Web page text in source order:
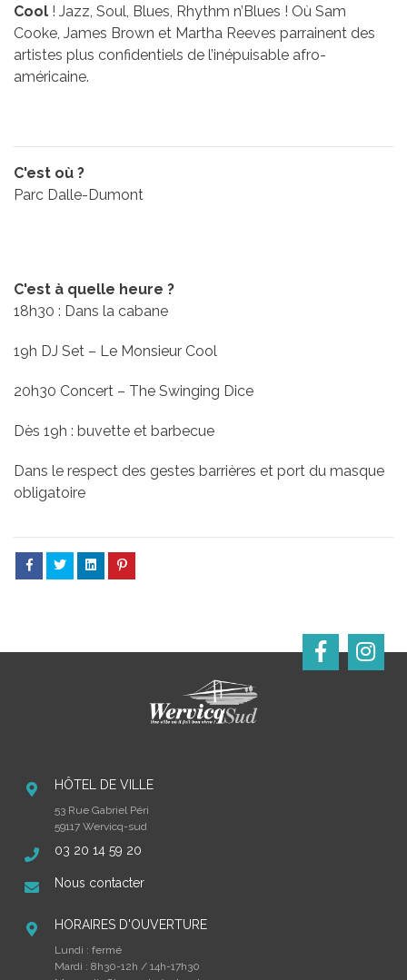
Cool ! Jazz, Soul, Blues, Rhythm n’Blues ! Où Sam
Cooke, James Brown et Martha Reeves parrainent des
artistes plus confidentiels de l’inépuisable afro-
américaine.
C'est où ?
Parc Dalle-Dumont
C'est à quelle heure ?
18h30 : Dans la cabane
19h DJ Set – Le Monsieur Cool
20h30 Concert – The Swinging Dice
Dès 19h : buvette et barbecue
Dans le respect des gestes barrières et port du masque
obligatoire
HÔTEL DE VILLE
53 Rue Gabriel Péri
59117 Wervicq-sud
03 20 14 59 20
Nous contacter
HORAIRES D'OUVERTURE
Lundi : fermé
Mardi : 8h30-12h / 14h-17h30